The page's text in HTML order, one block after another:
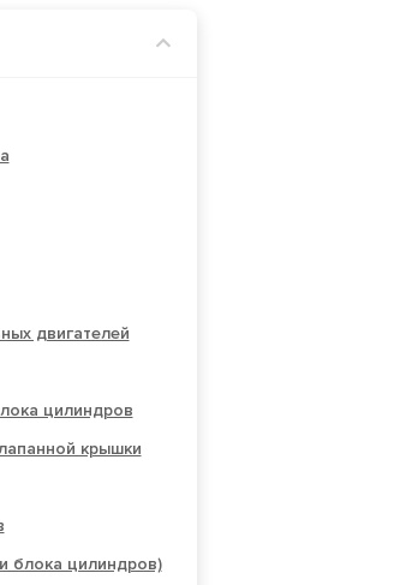
двигателей
цилиндров
крышки
блока цилиндров)